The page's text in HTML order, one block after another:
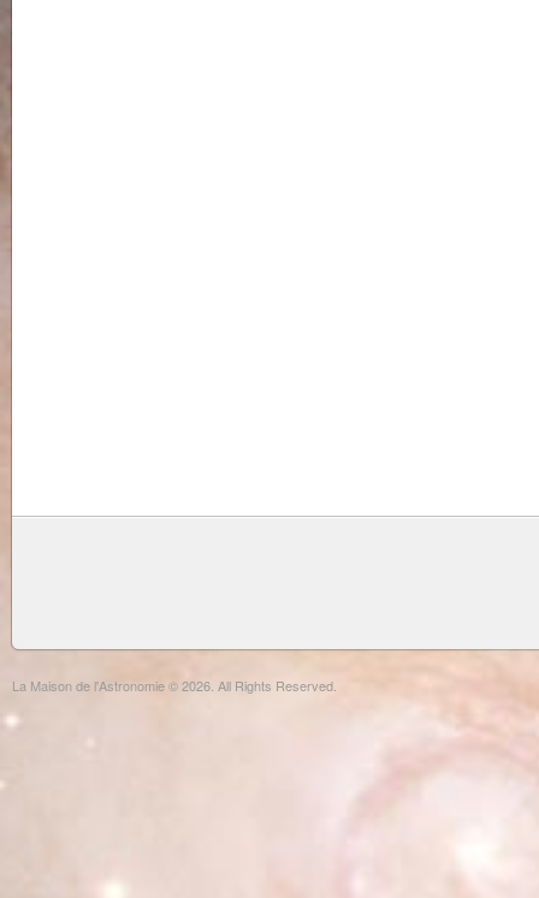
La Maison de l'Astronomie © 2026. All Rights Reserved.